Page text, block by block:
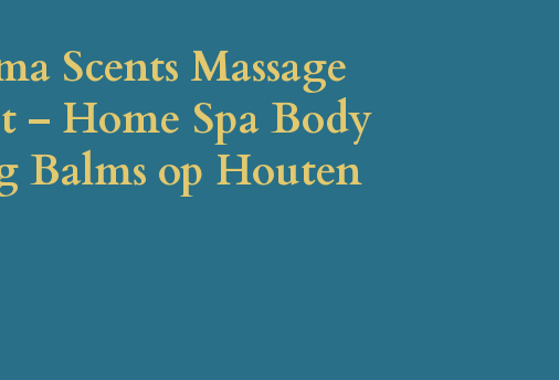
Scents Massage
– Home Spa Body
Balms op Houten